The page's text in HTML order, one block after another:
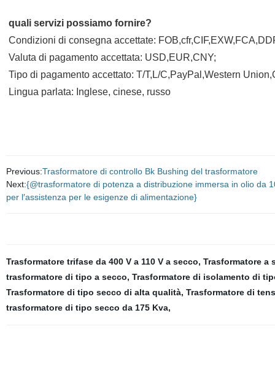
quali servizi possiamo fornire?
Condizioni di consegna accettate:
Valuta di pagamento accettata: USD,EUR,CNY;
Tipo di pagamento accettato: T/T,L/C,PayPal,Western
Lingua parlata: Inglese, cinese, russo
Previous:Trasformatore di controllo Bk Bushing del trasformatore
Next:{@trasformatore di potenza a distribuzione immersa in olio da
per l′assistenza per le esigenze di alimentazione}
Trasformatore trifase da 400 V a 110 V a secco, Trasformatore a
trasformatore di tipo a secco, Trasformatore di isolamento di
Trasformatore di tipo secco di alta qualità, Trasformatore di
trasformatore di tipo secco da 175 Kva,